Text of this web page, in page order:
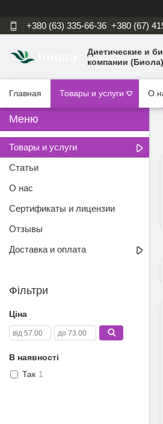
+380 (63) 335-66-36 +380 (67)
Диетические и
компании (Биола)
Главная Товары и услуги О
Товары и услуги
Статьи
О нас
Сертификаты и лицензии
Отзывы
Доставка и оплата
Фільтри
Ціна
В наявності
Так 1